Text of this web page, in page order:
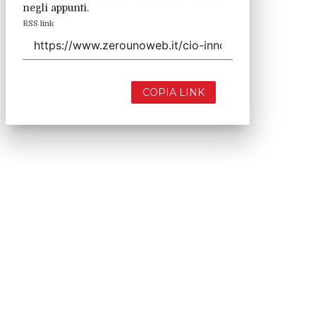
negli appunti.
RSS link
COPIA LINK